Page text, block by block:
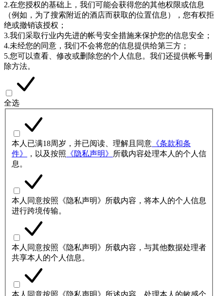
2.在您授权的基础上，我们可能会获得您的其他权限或信息
（例如，为了搜索附近的酒店而获取的位置信息），您有权拒
绝或撤销该授权；
3.我们采取行业内先进的帐号安全措施来保护您的信息安全；
4.未经您的同意，我们不会将您的信息提供给第三方；
5.您可以查看、修改或删除您的个人信息。我们还提供帐号删
除方法。
全选
本人已满18周岁，并已阅读、理解且同意 《条款和条
件》
，以及按照 《隐私声明》
所载内容处理本人的个人信
息。
本人同意按照《隐私声明》所载内容，将本人的个人信息
进行跨境传输。
本人同意按照《隐私声明》所载内容，与其他数据处理者
共享本人的个人信息。
本人同意按照《隐私声明》所述内容，处理本人的敏感个